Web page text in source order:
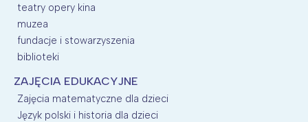
teatry opery kina
muzea
fundacje i stowarzyszenia
biblioteki
ZAJĘCIA EDUKACYJNE
Zajęcia matematyczne dla dzieci
Język polski i historia dla dzieci